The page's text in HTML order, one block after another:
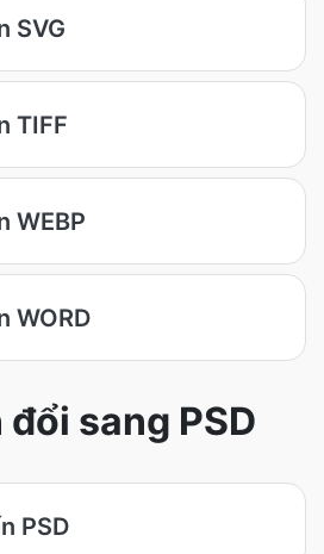
SVG
TIFF
WEBP
WORD
sang PSD
PSD